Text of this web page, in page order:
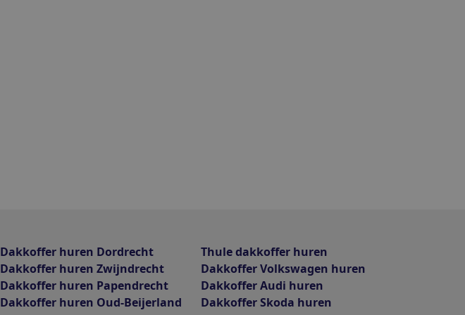
Dakkoffer huren Dordrecht
Dakkoffer huren Zwijndrecht
Dakkoffer huren Papendrecht
Dakkoffer huren Oud-Beijerland
Thule dakkoffer huren
Dakkoffer Volkswagen huren
Dakkoffer Audi huren
Dakkoffer Skoda huren